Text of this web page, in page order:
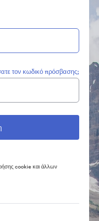
τον κωδικό πρόσβασης;
cookie και άλλων